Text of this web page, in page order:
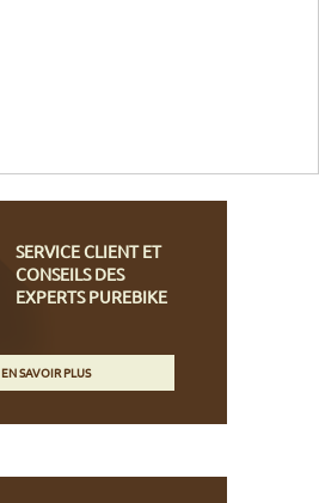
SERVICE CLIENT ET
CONSEILS DES
EXPERTS PUREBIKE
EN SAVOIR PLUS